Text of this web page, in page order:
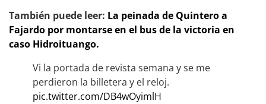
También puede leer: La peinada de Quintero a
Fajardo por montarse en el bus de la victoria en
caso Hidroituango.
Vi la portada de revista semana y se me
perdieron la billetera y el reloj.
pic.twitter.com/DB4wOyimlH